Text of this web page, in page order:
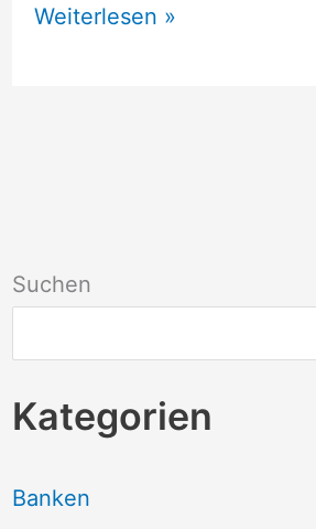
Suchen
Kategorien
Banken
Erneuerbare
Weiterlesen »